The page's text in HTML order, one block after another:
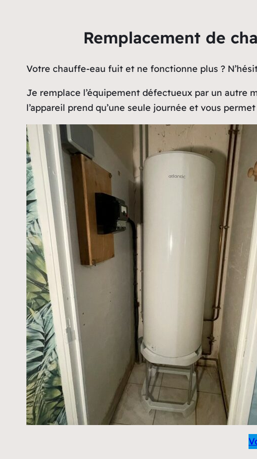
Remplacement de
Votre chauffe-eau fuit et ne fonctionne plus ?
Je remplace l’équipement défectueux par un autre
l’appareil prend qu’une seule journée et vous